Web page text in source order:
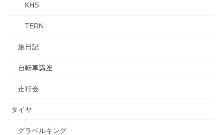
KHS
TERN
旅日記
自転車講座
走行会
タイヤ
グラベルキング